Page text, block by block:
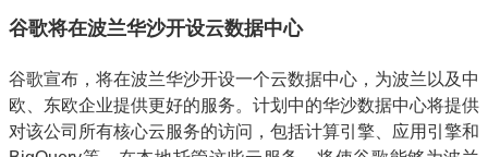
谷歌将在波兰华沙开设云数据中心
谷歌宣布，将在波兰华沙开设一个云数据中心，为波兰以及中
欧、东欧企业提供更好的服务。计划中的华沙数据中心将提供
对该公司所有核心云服务的访问，包括计算引擎、应用引擎和